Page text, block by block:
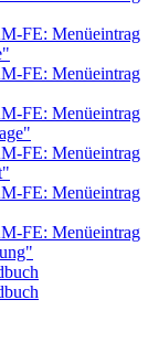
FE: Menüeintrag
FE: Menüeintrag
FE: Menüeintrag
FE: Menüeintrag
FE: Menüeintrag
FE: Menüeintrag